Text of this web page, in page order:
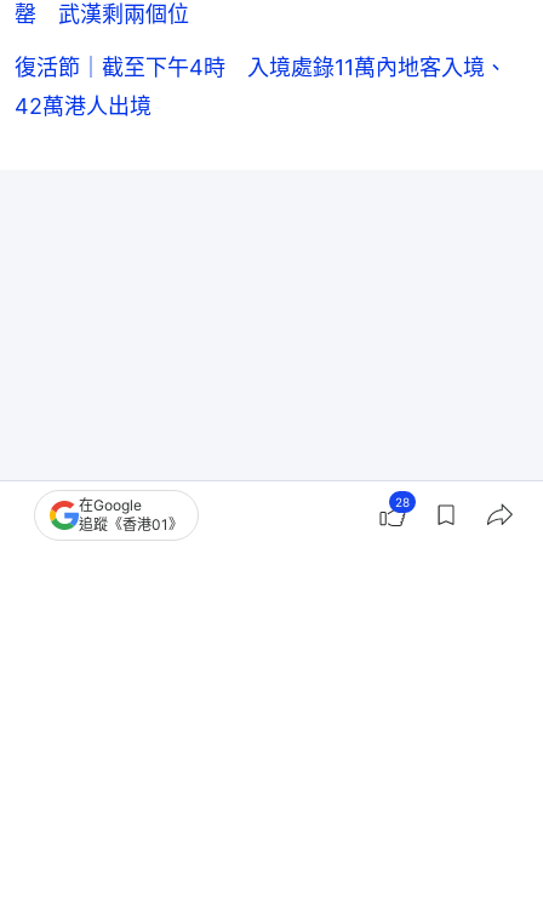
罄 武漢剩兩個位
復活節｜截至下午4時 入境處錄11萬內地客入境、
42萬港人出境
在Google
追蹤《香港01》
28